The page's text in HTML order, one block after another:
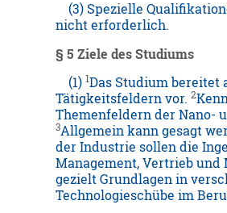
(3) Spezielle
nicht erforderlich.
§ 5 Ziele des Studiums
(1)1Das Studium bereitet
Tätigkeitsfeldern vor.2
Themenfeldern der Nano-
3Allgemein kann gesagt
der Industrie sollen die
Management, Vertrieb
gezielt Grundlagen in
Technologieschübe im